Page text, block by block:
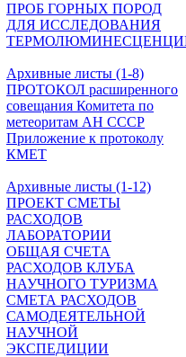
ПРОБ ГОРНЫХ ПОРОД
ДЛЯ ИССЛЕДОВАНИЯ
Архивные листы (1-8)
ПРОТОКОЛ расширенного
совещания Комитета по
метеоритам АН СССР
Приложение к протоколу
КМЕТ
Архивные листы (1-12)
ПРОЕКТ СМЕТЫ
РАСХОДОВ
ЛАБОРАТОРИИ
ОБЩАЯ СЧЕТА
РАСХОДОВ КЛУБА
НАУЧНОГО ТУРИЗМА
СМЕТА РАСХОДОВ
САМОДЕЯТЕЛЬНОЙ
НАУЧНОЙ
ЭКСПЕДИЦИИ